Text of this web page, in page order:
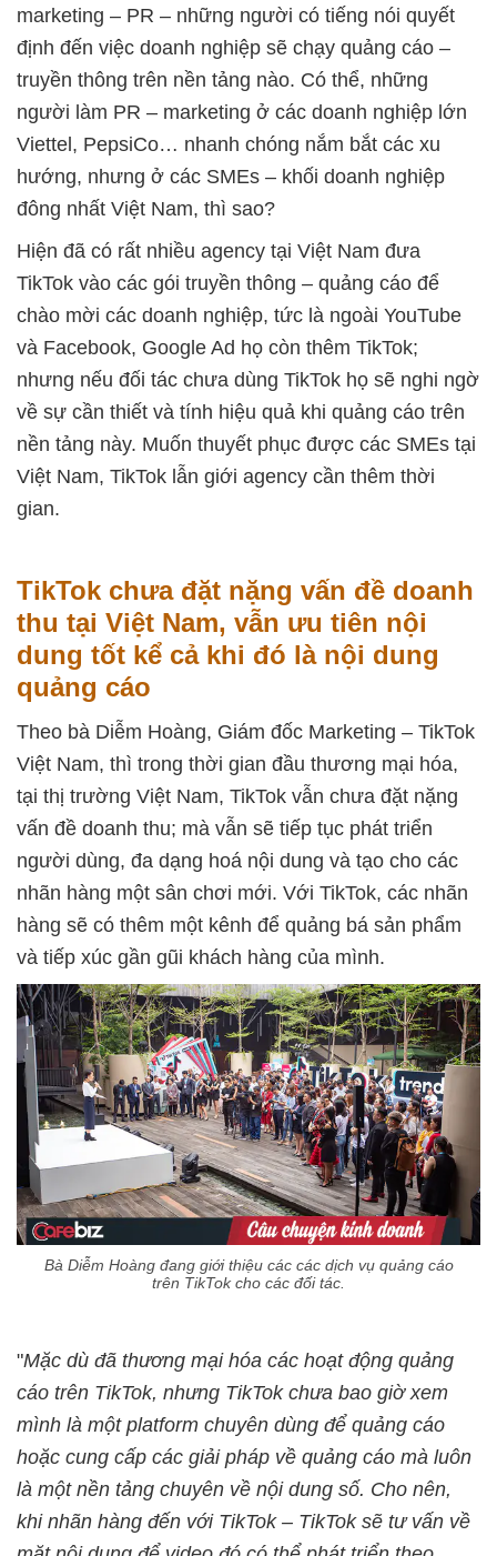
marketing – PR – những người có tiếng nói quyết
định đến việc doanh nghiệp sẽ chạy quảng cáo –
truyền thông trên nền tảng nào. Có thể, những
người làm PR – marketing ở các doanh nghiệp lớn
Viettel, PepsiCo… nhanh chóng nắm bắt các xu
hướng, nhưng ở các SMEs – khối doanh nghiệp
đông nhất Việt Nam, thì sao?
Hiện đã có rất nhiều agency tại Việt Nam đưa
TikTok vào các gói truyền thông – quảng cáo để
chào mời các doanh nghiệp, tức là ngoài YouTube
và Facebook, Google Ad họ còn thêm TikTok;
nhưng nếu đối tác chưa dùng TikTok họ sẽ nghi ngờ
về sự cần thiết và tính hiệu quả khi quảng cáo trên
nền tảng này. Muốn thuyết phục được các SMEs tại
Việt Nam, TikTok lẫn giới agency cần thêm thời
gian.
TikTok chưa đặt nặng vấn đề doanh
thu tại Việt Nam, vẫn ưu tiên nội
dung tốt kể cả khi đó là nội dung
quảng cáo
Theo bà Diễm Hoàng, Giám đốc Marketing – TikTok
Việt Nam, thì trong thời gian đầu thương mại hóa,
tại thị trường Việt Nam, TikTok vẫn chưa đặt nặng
vấn đề doanh thu; mà vẫn sẽ tiếp tục phát triển
người dùng, đa dạng hoá nội dung và tạo cho các
nhãn hàng một sân chơi mới. Với TikTok, các nhãn
hàng sẽ có thêm một kênh để quảng bá sản phẩm
và tiếp xúc gần gũi khách hàng của mình.
Bà Diễm Hoàng đang giới thiệu các các dịch vụ quảng cáo
trên TikTok cho các đối tác.
"Mặc dù đã thương mại hóa các hoạt động quảng
cáo trên TikTok, nhưng TikTok chưa bao giờ xem
mình là một platform chuyên dùng để quảng cáo
hoặc cung cấp các giải pháp về quảng cáo mà luôn
là một nền tảng chuyên về nội dung số. Cho nên,
khi nhãn hàng đến với TikTok – TikTok sẽ tư vấn về